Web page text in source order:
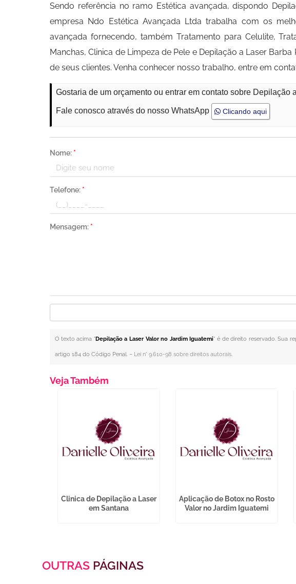
Sendo referência no ramo Estética avançada, dispondo
empresa Ndo Estética Avançada Ltda trabalha com os
avançada fornecendo, também Tratamento para Celulite,
Manchas, Clinica de Limpeza de Pele e Depilação a Laser
de seus clientes. Venha conhecer nosso trabalho, entre em
Gostaria de um orçamento ou entrar em contato sobre Depilação
Fale conosco através do nosso WhatsApp Clicando aqui
Nome: *
Telefone: *
Mensagem: *
O texto acima "Depilação a Laser Valor no Jardim Iguatemi" é de direito reservado. Sua
artigo 184 do Código Penal. – Lei n° 9.610-98 sobre direitos autorais.
Veja Também
Clinica de Depilação a Laser
em Santana
Aplicação de Botox no Rosto
Valor no Jardim Iguatemi
OUTRAS PÁGINAS